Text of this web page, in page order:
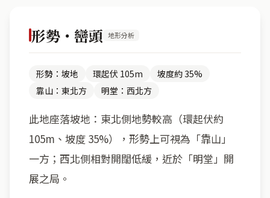
形勢・巒頭 地形分析
形勢：坡地 環起伏 105m
坡度約 35%
靠山：東北方
明堂：西北方
此地座落坡地：東北側地勢較高（環起伏約
105m、坡度 35%），形勢上可視為「靠山」
一方；西北側相對開闊低緩，近於「明堂」開
展之局。